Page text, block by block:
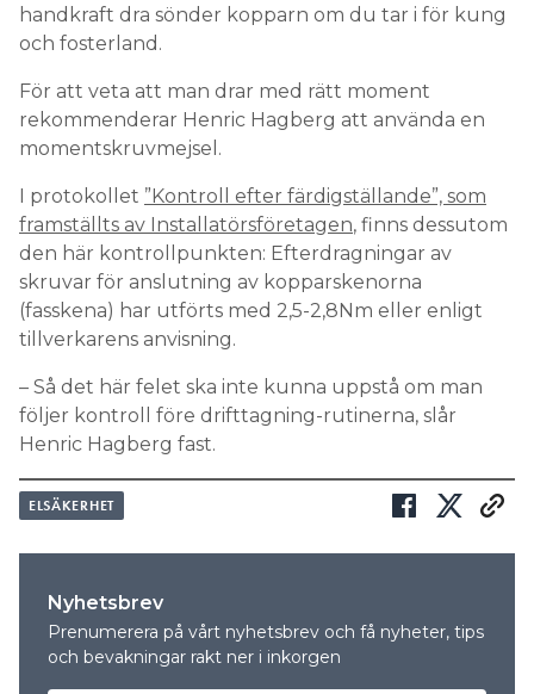
handkraft dra sönder kopparn om du tar i för kung
och fosterland.
För att veta att man drar med rätt moment
rekommenderar Henric Hagberg att använda en
momentskruvmejsel.
I protokollet ”Kontroll efter färdigställande”, som
framställts av Installatörsföretagen, finns dessutom
den här kontrollpunkten: Efterdragningar av
skruvar för anslutning av kopparskenorna
(fasskena) har utförts med 2,5-2,8Nm eller enligt
tillverkarens anvisning.
– Så det här felet ska inte kunna uppstå om man
följer kontroll före drifttagning-rutinerna, slår
Henric Hagberg fast.
ELSÄKERHET
Nyhetsbrev
Prenumerera på vårt nyhetsbrev och få nyheter, tips
och bevakningar rakt ner i inkorgen